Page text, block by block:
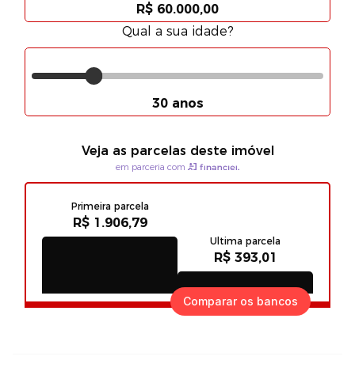
Comparar os bancos